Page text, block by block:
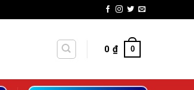
0 ₫ 0